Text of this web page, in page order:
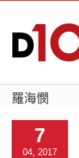
羅海憫
7
04, 2017